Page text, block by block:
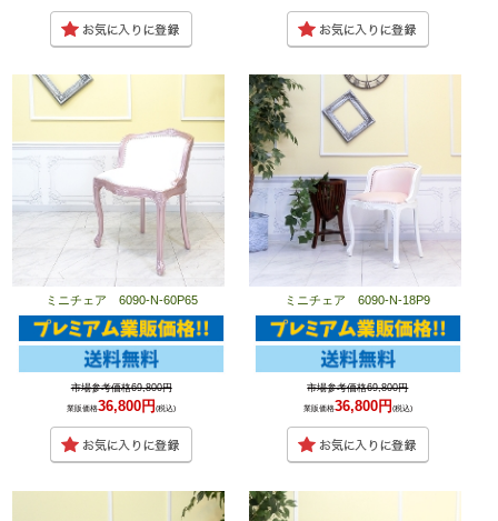
ミニチェア 6090-N-60P65
市場参考価格69,800円
業販価格36,800円(税込)
ミニチェア 6090-N-18P9
市場参考価格69,800円
業販価格36,800円(税込)